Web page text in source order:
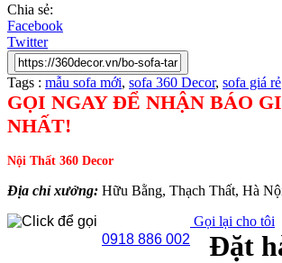
Chia sẻ:
Facebook
Twitter
Tags : mẫu sofa mới, sofa 360 Decor, sofa giá rẻ
GỌI NGAY ĐỂ NHẬN BÁO
NHẤT!
Nội Thất 360 Decor
Địa chỉ xưởng: Hữu Bằng, Thạch Thất, Hà
0918 886 002
Gọi lại cho tôi
Đặt